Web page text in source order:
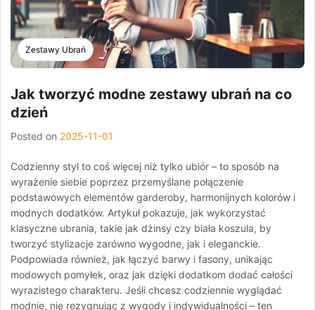
Zestawy Ubrań
Jak tworzyć modne zestawy ubrań na co
dzień
Posted on 2025-11-01
Codzienny styl to coś więcej niż tylko ubiór – to sposób na
wyrażenie siebie poprzez przemyślane połączenie
podstawowych elementów garderoby, harmonijnych kolorów i
modnych dodatków. Artykuł pokazuje, jak wykorzystać
klasyczne ubrania, takie jak dżinsy czy biała koszula, by
tworzyć stylizacje zarówno wygodne, jak i eleganckie.
Podpowiada również, jak łączyć barwy i fasony, unikając
modowych pomyłek, oraz jak dzięki dodatkom dodać całości
wyrazistego charakteru. Jeśli chcesz codziennie wyglądać
modnie, nie rezygnując z wygody i indywidualności – ten